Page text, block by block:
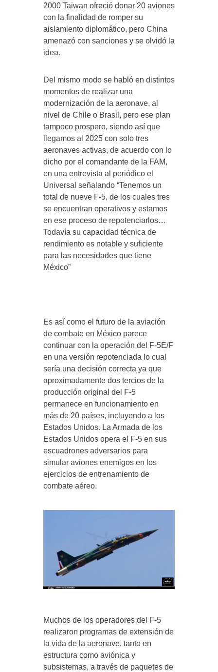
2000 Taiwan ofreció donar 20 aviones
con la finalidad de romper su
aislamiento diplomático, pero China
amenazó con sanciones y se olvidó la
idea.
Del mismo modo se habló en distintos
momentos de realizar una
modernización de la aeronave, al
nivel de Chile o Brasil, pero ese plan
tampoco prospero, siendo así que
llegamos al 2025 con solo tres
aeronaves activas, de acuerdo con lo
dicho por el comandante de la FAM,
en una entrevista al periódico el
Universal señalando “Tenemos un
total de nueve F-5, de los cuales tres
se encuentran operativos y estamos
en ese proceso de repotenciarlos…
Todavía su capacidad técnica de
rendimiento es notable y suficiente
para las necesidades que tiene
México”
Es así como el futuro de la aviación
de combate en México parece
continuar con la operación del F-5E/F
en una versión repotenciada lo cual
sería una decisión correcta ya que
aproximadamente dos tercios de la
producción original del F-5
permanece en funcionamiento en
más de 20 países, incluyendo a los
Estados Unidos. La Armada de los
Estados Unidos opera el F-5 en sus
escuadrones adversarios para
simular aviones enemigos en los
ejercicios de entrenamiento de
combate aéreo.
Muchos de los operadores del F-5
realizaron programas de extensión de
la vida de la aeronave, tanto en
estructura como aviónica y
subsistemas, a través de paquetes de